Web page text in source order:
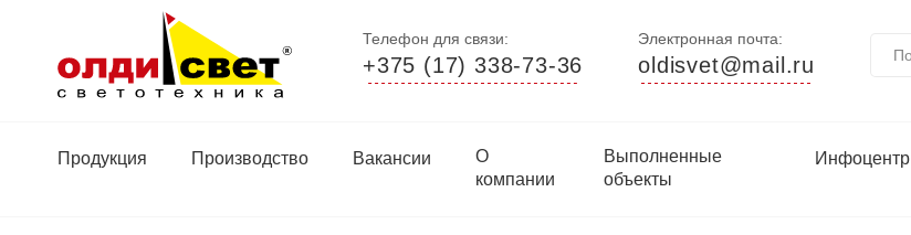
Телефон для связи:
+375 (17) 338-73-36
Электронная почта:
oldisvet@mail.ru
Продукция Производство Вакансии
О
компании
Выполненные
объекты
Инфоцентр